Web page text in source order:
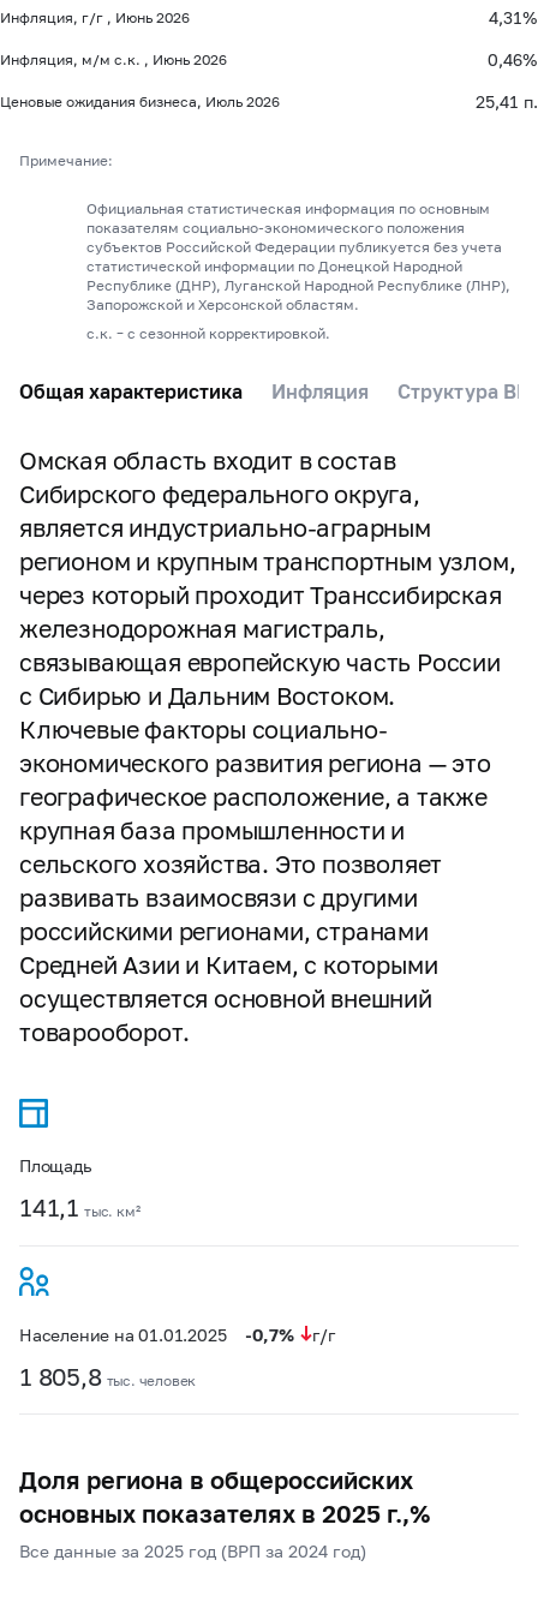
Инфляция, г/г , Июнь 2026 4,31%
Инфляция, м/м с.к. , Июнь 2026 0,46%
Ценовые ожидания бизнеса, Июль 2026 25,41 п.
Примечание:
Официальная статистическая информация по основным
показателям социально-экономического положения
субъектов Российской Федерации публикуется без учета
статистической информации по Донецкой Народной
Республике (ДНР), Луганской Народной Республике (ЛНР),
Запорожской и Херсонской областям.
с.к. – с сезонной корректировкой.
Общая характеристика Инфляция Структура
Омская область входит в состав
Сибирского федерального округа,
является индустриально-аграрным
регионом и крупным транспортным узлом,
через который проходит Транссибирская
железнодорожная магистраль,
связывающая европейскую часть России
с Сибирью и Дальним Востоком.
Ключевые факторы социально-
экономического развития региона — это
географическое расположение, а также
крупная база промышленности и
сельского хозяйства. Это позволяет
развивать взаимосвязи с другими
российскими регионами, странами
Средней Азии и Китаем, с которыми
осуществляется основной внешний
товарооборот.
Площадь
141,1 тыс. км²
Население на 01.01.2025 -0,7% г/г
1 805,8 тыс. человек
Доля региона в общероссийских
основных показателях в 2025 г.,%
Все данные за 2025 год (ВРП за 2024 год)